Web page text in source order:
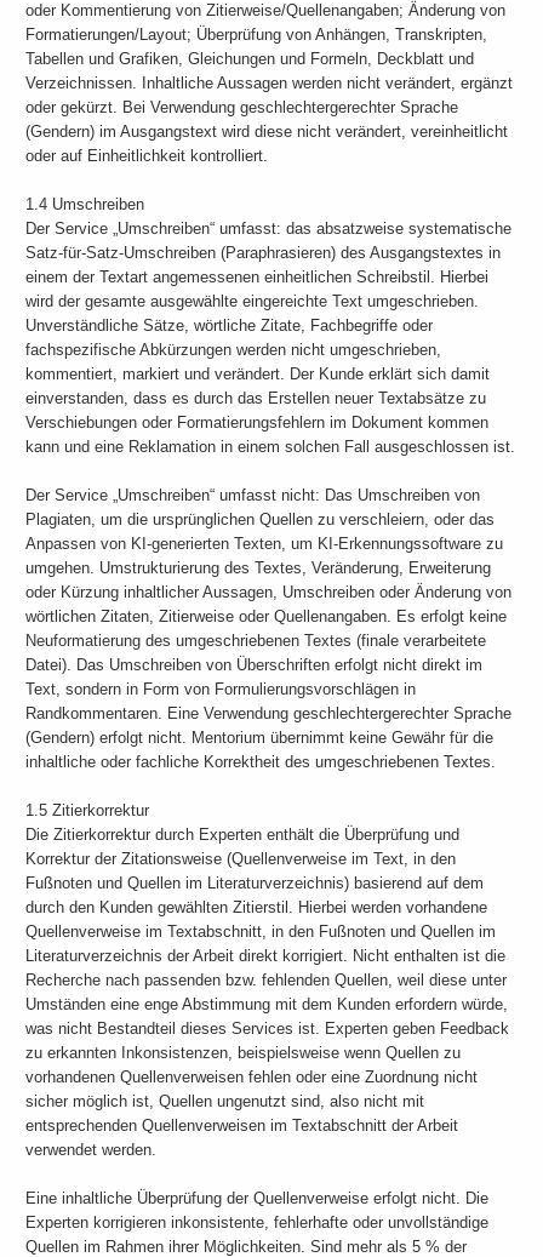
oder Kommentierung von Zitierweise/Quellenangaben; Änderung von
Formatierungen/Layout; Überprüfung von Anhängen, Transkripten,
Tabellen und Grafiken, Gleichungen und Formeln, Deckblatt und
Verzeichnissen. Inhaltliche Aussagen werden nicht verändert, ergänzt
oder gekürzt. Bei Verwendung geschlechtergerechter Sprache
(Gendern) im Ausgangstext wird diese nicht verändert, vereinheitlicht
oder auf Einheitlichkeit kontrolliert.
1.4 Umschreiben
Der Service „Umschreiben“ umfasst: das absatzweise systematische
Satz-für-Satz-Umschreiben (Paraphrasieren) des Ausgangstextes in
einem der Textart angemessenen einheitlichen Schreibstil. Hierbei
wird der gesamte ausgewählte eingereichte Text umgeschrieben.
Unverständliche Sätze, wörtliche Zitate, Fachbegriffe oder
fachspezifische Abkürzungen werden nicht umgeschrieben,
kommentiert, markiert und verändert. Der Kunde erklärt sich damit
einverstanden, dass es durch das Erstellen neuer Textabsätze zu
Verschiebungen oder Formatierungsfehlern im Dokument kommen
kann und eine Reklamation in einem solchen Fall ausgeschlossen ist.
Der Service „Umschreiben“ umfasst nicht: Das Umschreiben von
Plagiaten, um die ursprünglichen Quellen zu verschleiern, oder das
Anpassen von KI-generierten Texten, um KI-Erkennungssoftware zu
umgehen. Umstrukturierung des Textes, Veränderung, Erweiterung
oder Kürzung inhaltlicher Aussagen, Umschreiben oder Änderung von
wörtlichen Zitaten, Zitierweise oder Quellenangaben. Es erfolgt keine
Neuformatierung des umgeschriebenen Textes (finale verarbeitete
Datei). Das Umschreiben von Überschriften erfolgt nicht direkt im
Text, sondern in Form von Formulierungsvorschlägen in
Randkommentaren. Eine Verwendung geschlechtergerechter Sprache
(Gendern) erfolgt nicht. Mentorium übernimmt keine Gewähr für die
inhaltliche oder fachliche Korrektheit des umgeschriebenen Textes.
1.5 Zitierkorrektur
Die Zitierkorrektur durch Experten enthält die Überprüfung und
Korrektur der Zitationsweise (Quellenverweise im Text, in den
Fußnoten und Quellen im Literaturverzeichnis) basierend auf dem
durch den Kunden gewählten Zitierstil. Hierbei werden vorhandene
Quellenverweise im Textabschnitt, in den Fußnoten und Quellen im
Literaturverzeichnis der Arbeit direkt korrigiert. Nicht enthalten ist die
Recherche nach passenden bzw. fehlenden Quellen, weil diese unter
Umständen eine enge Abstimmung mit dem Kunden erfordern würde,
was nicht Bestandteil dieses Services ist. Experten geben Feedback
zu erkannten Inkonsistenzen, beispielsweise wenn Quellen zu
vorhandenen Quellenverweisen fehlen oder eine Zuordnung nicht
sicher möglich ist, Quellen ungenutzt sind, also nicht mit
entsprechenden Quellenverweisen im Textabschnitt der Arbeit
verwendet werden.
Eine inhaltliche Überprüfung der Quellenverweise erfolgt nicht. Die
Experten korrigieren inkonsistente, fehlerhafte oder unvollständige
Quellen im Rahmen ihrer Möglichkeiten. Sind mehr als 5 % der